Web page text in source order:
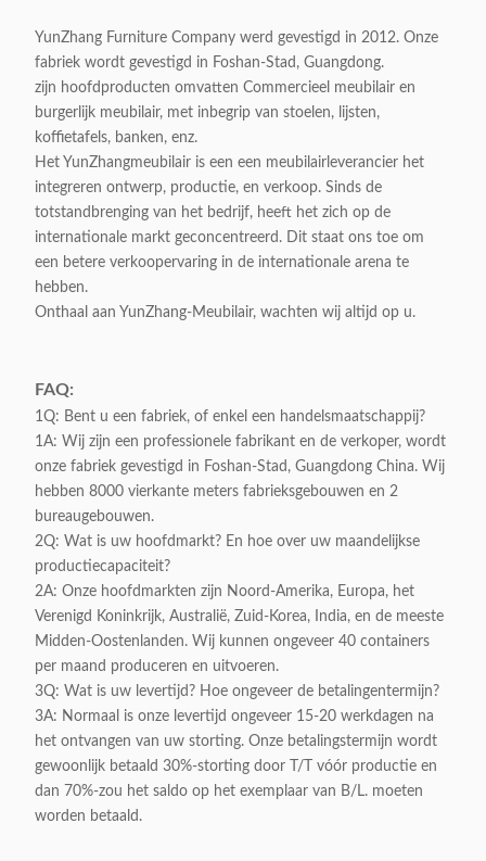
YunZhang Furniture Company werd gevestigd in 2012. Onze
fabriek wordt gevestigd in Foshan-Stad, Guangdong.
zijn hoofdproducten omvatten Commercieel meubilair en
burgerlijk meubilair, met inbegrip van stoelen, lijsten,
koffietafels, banken, enz.
Het YunZhangmeubilair is een een meubilairleverancier het
integreren ontwerp, productie, en verkoop. Sinds de
totstandbrenging van het bedrijf, heeft het zich op de
internationale markt geconcentreerd. Dit staat ons toe om
een betere verkoopervaring in de internationale arena te
hebben.
Onthaal aan YunZhang-Meubilair, wachten wij altijd op u.
FAQ:
1Q: Bent u een fabriek, of enkel een handelsmaatschappij?
1A: Wij zijn een professionele fabrikant en de verkoper, wordt
onze fabriek gevestigd in Foshan-Stad, Guangdong China. Wij
hebben 8000 vierkante meters fabrieksgebouwen en 2
bureaugebouwen.
2Q: Wat is uw hoofdmarkt? En hoe over uw maandelijkse
productiecapaciteit?
2A: Onze hoofdmarkten zijn Noord-Amerika, Europa, het
Verenigd Koninkrijk, Australië, Zuid-Korea, India, en de meeste
Midden-Oostenlanden. Wij kunnen ongeveer 40 containers
per maand produceren en uitvoeren.
3Q: Wat is uw levertijd? Hoe ongeveer de betalingentermijn?
3A: Normaal is onze levertijd ongeveer 15-20 werkdagen na
het ontvangen van uw storting. Onze betalingstermijn wordt
gewoonlijk betaald 30%-storting door T/T vóór productie en
dan 70%-zou het saldo op het exemplaar van B/L. moeten
worden betaald.